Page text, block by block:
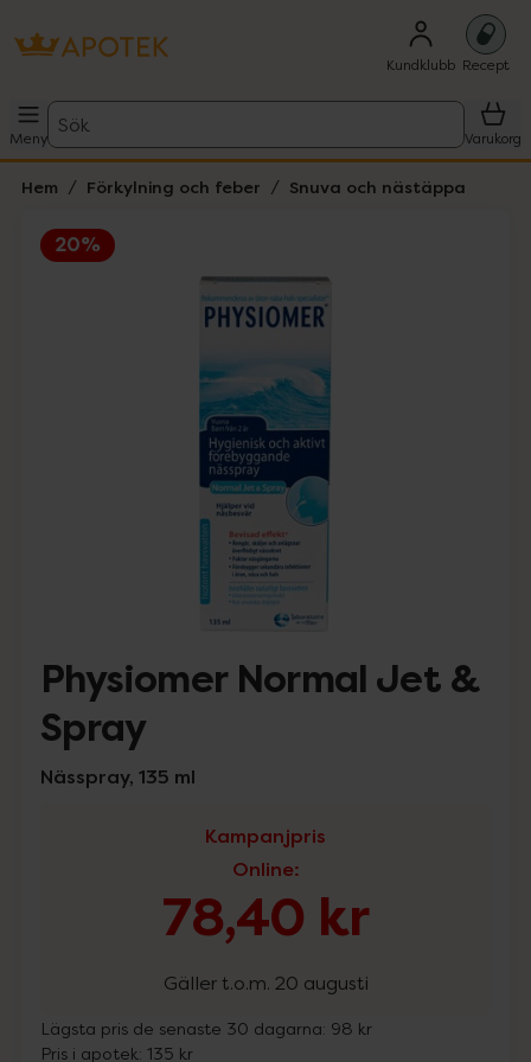
Kundklubb Recept
Meny
Sök
Varukorg
Hem Förkylning och feber Snuva och nästäppa
20%
Lista: . Innehåller 1 objekt.
Physiomer Normal Jet &
Spray
Nässpray, 135 ml
Kampanjpris
Online:
78,40 kr
Gäller t.o.m. 20 augusti
Lägsta pris de senaste 30 dagarna: 98 kr
Pris i apotek: 135 kr